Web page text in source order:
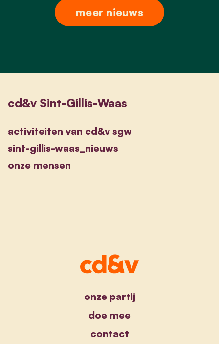
meer nieuws
cd&v Sint-Gillis-Waas
activiteiten van cd&v sgw
sint-gillis-waas_nieuws
onze mensen
onze partij
doe mee
contact